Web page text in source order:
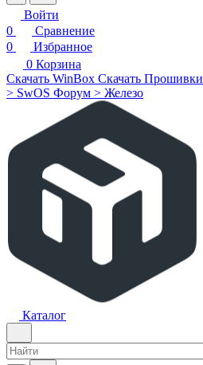
Войти
0
Сравнение
0
Избранное
0 Корзина
Скачать WinBox Скачать Прошивки
> SwOS Форум > Железо
Каталог